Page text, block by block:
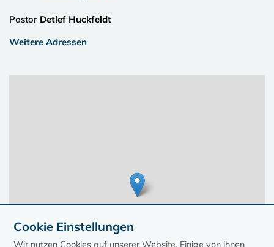
Pastor Detlef Huckfeldt
Weitere Adressen
Cookie Einstellungen
Wir nutzen Cookies auf unserer Website. Einige von ihnen